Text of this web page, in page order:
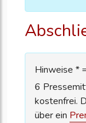
Hinweise *
6
kostenfrei.
über ein